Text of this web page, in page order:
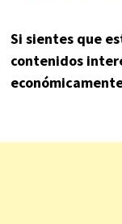
Si sientes que
contenidos